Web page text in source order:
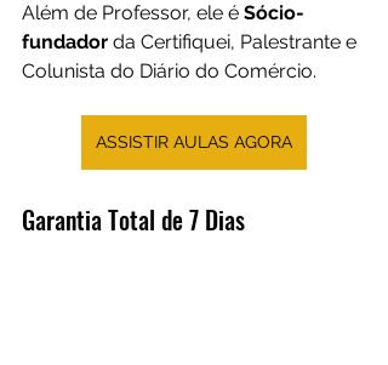
Além de Professor, ele é Sócio-
fundador da Certifiquei, Palestrante e
Colunista do Diário do Comércio.
ASSISTIR AULAS AGORA
Garantia Total de 7 Dias